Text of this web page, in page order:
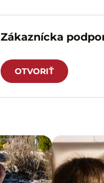
Zákaznícka
OTVORIŤ